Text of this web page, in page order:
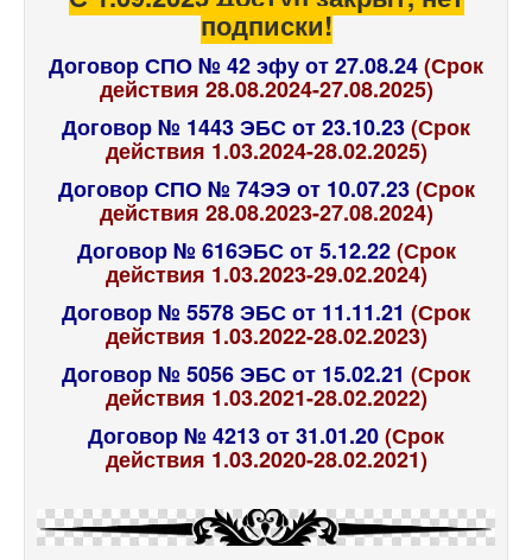
подписки!
Договор СПО № 42 эфу от 27.08.24(Срок
действия 28.08.2024-27.08.2025)
Договор № 1443 ЭБС от 23.10.23(Срок
действия 1.03.2024-28.02.2025)
Договор СПО № 74ЭЭ от 10.07.23(Срок
действия 28.08.2023-27.08.2024)
Договор № 616ЭБС от 5.12.22 (Срок
действия 1.03.2023-29.02.2024)
Договор № 5578 ЭБС от 11.11.21 (Срок
действия 1.03.2022-28.02.2023)
Договор № 5056 ЭБС от 15.02.21 (Срок
действия 1.03.2021-28.02.2022)
Договор № 4213 от 31.01.20(Срок
действия 1.03.2020-28.02.2021)